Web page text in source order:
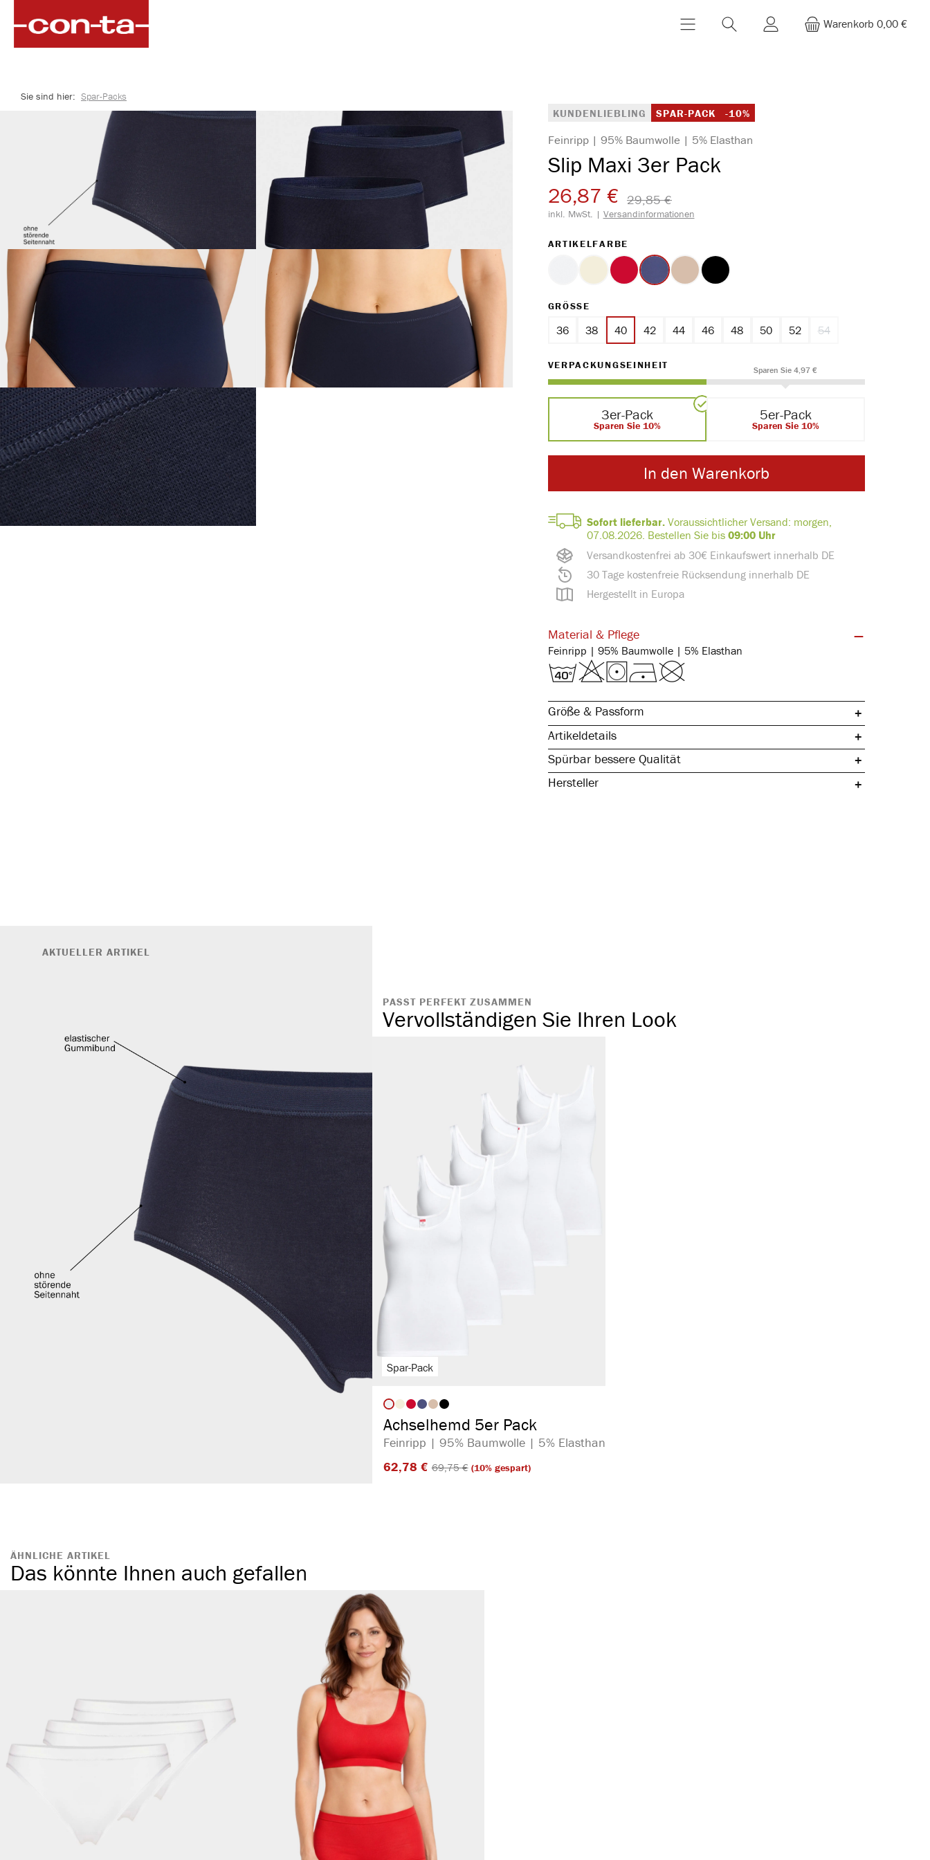
Zur Hauptnavigation springen
Warenkorb 0,00 €
Sie sind hier: Spar-Packs
Versandkostenfrei ab 30€ Einkaufswert innerhalb DE
30 Tage kostenfreie Rücksendung innerhalb DE
Hergestellt in Europa
KUNDENLIEBLING SPAR-PACK -10%
Feinripp | 95% Baumwolle | 5% Elasthan
Slip Maxi 3er Pack
26,87 € 29,85 €​
inkl. MwSt. | Versandinformationen
Sofort lieferbar.Voraussichtlicher Versand: morgen,
07.08.2026. Bestellen Sie bis 09:00 Uhr
ARTIKELFARBE
weiss ecru rot marine ton schwarz
GRÖSSE
36 38 40 42 44 46 48 50 52 54
(Diese Option ist zurzeit
VERPACKUNGSEINHEIT Sparen Sie 4,97 €
3er-Pack
Sparen Sie 10%
5er-Pack
Sparen Sie 10%
In den Warenkorb
Material & Pflege
Feinripp | 95% Baumwolle | 5% Elasthan
Größe & Passform
Artikeldetails
Spürbar bessere Qualität
Hersteller
AKTUELLER ARTIKEL
PASST PERFEKT ZUSAMMEN
Vervollständigen Sie Ihren Look
Spar-Pack
Artikelfarbe
Achselhemd 5er Pack
Feinripp | 95% Baumwolle | 5% Elasthan
62,78 €​ 69,75 €​(10% gespart)
ÄHNLICHE ARTIKEL
Das könnte Ihnen auch gefallen